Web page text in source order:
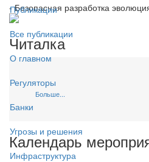
Публикации
Все публикации
О главном
Регуляторы
Банки
Угрозы и решения
Инфраструктура
- Безопасная разработка
Читалка
Больше...
Календарь